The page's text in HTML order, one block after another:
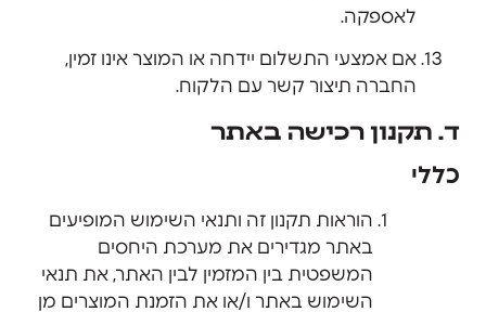
לאספקה.
אם אמצעי התשלום יידחה או המוצר אינו זמין,
החברה תיצור קשר עם הלקוח.
ד. תקנון רכישה באתר
כללי
הוראות תקנון זה ותנאי השימוש המופיעים
באתר מגדירים את מערכת היחסים
המשפטית בין המזמין לבין האתר, את תנאי
השימוש באתר ו/או את הזמנת המוצרים מן